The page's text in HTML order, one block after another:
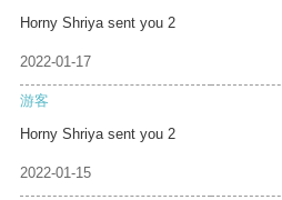
Horny Shriya sent you 2
2022-01-17
游客
Horny Shriya sent you 2
2022-01-15